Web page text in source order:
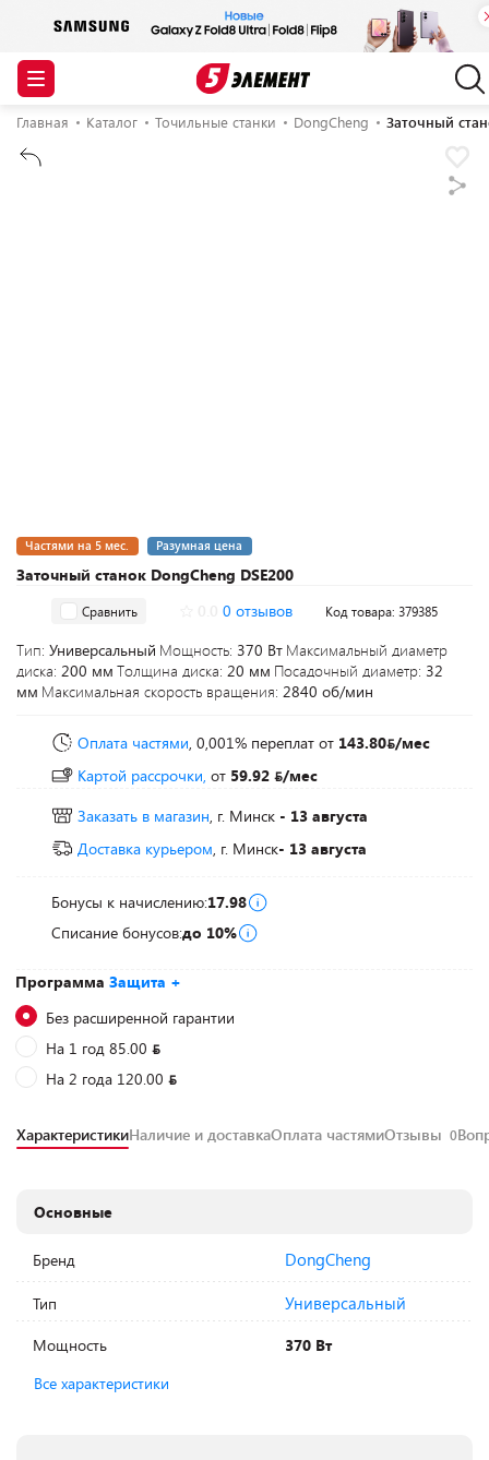
Главная Каталог Точильные станки DongCheng Заточный
Заточный станок DongCheng DSE200
Частями на 5 мес. Разумная цена
Программа Защита +
Без расширенной гарантии
На 1 год 85.00
На 2 года 120.00
Сравнить 0 отзывов Код товара: 379385
Тип: Универсальный Мощность: 370 Вт Максимальный диаметр
диска: 200 мм Толщина диска: 20 мм Посадочный диаметр: 32
мм Максимальная скорость вращения: 2840 об/мин
Оплата частями, 0,001% переплат от 143.80 /мес
Картой рассрочки, от 59.92
/мес
Заказать в магазин, г. Минск - 13 августа
Доставка курьером, г. Минск- 13 августа
Бонусы к начислению:17.98
Списание бонусов:до 10%
ХарактеристикиНаличие и доставкаОплата частямиОтзывы 0
Основные
Бренд DongCheng
Тип Универсальный
Мощность
370 Вт
Все характеристики